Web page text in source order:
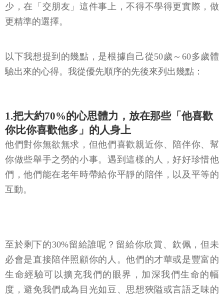
少，在「交朋友」這件事上，不得不學得更實際，做
更精準的選擇。
以下我想提到的幾點，是根據自己從50歲～60多歲體
驗出來的心得。我從優先順序的先後來列出幾點：
1.把大約70%的心思體力，放在那些「他喜歡
你比你喜歡他多」的人身上
他們對你無欲無求，但他們喜歡親近你、陪伴你、幫
你做些舉手之勞的小事。遇到這樣的人，好好珍惜他
們，他們能在老年時帶給你平靜的陪伴，以及平等的
互動。
至於剩下的30%留給誰呢？留給你欣賞、欽佩，但未
必會是直接陪伴照顧你的人。他們的才華或是豐富的
生命經驗可以擴充我們的眼界，加深我們生命的幅
度，避免我們成為目光如豆、思想狹隘或言語乏味的